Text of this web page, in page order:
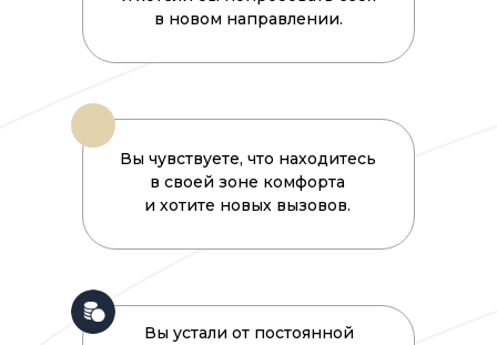
в новом направлении.
Вы устали от постоянной
Вы чувствуете, что находитесь
в своей зоне комфорта
и хотите новых вызовов.